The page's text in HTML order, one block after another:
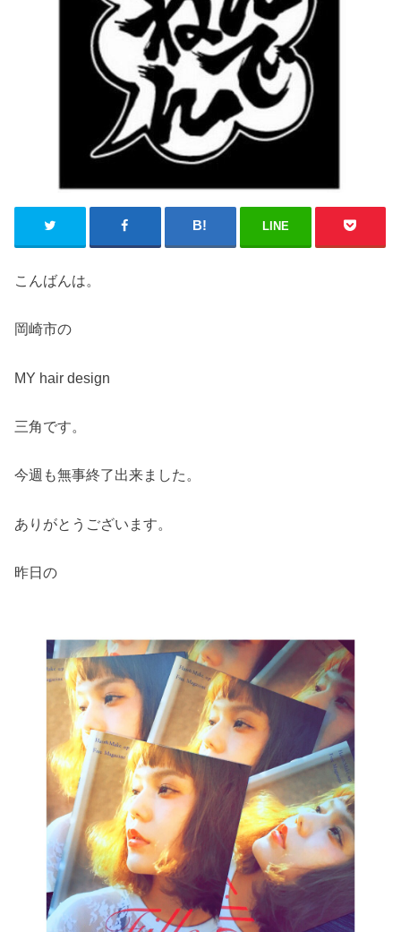
LINE
こんばんは。
岡崎市の
MY hair design
三角です。
今週も無事終了出来ました。
ありがとうございます。
昨日の